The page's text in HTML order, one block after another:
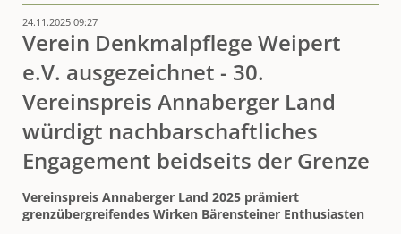
Annaberger
-
zur
Kleinprojekteförderung
gestartet
24.11.2025 09:27
Verein Denkmalpflege Weipert
e.V. ausgezeichnet - 30.
Vereinspreis Annaberger Land
würdigt nachbarschaftliches
Engagement beidseits der Grenze
Vereinspreis Annaberger Land 2025 prämiert
grenzübergreifendes Wirken Bärensteiner Enthusiasten